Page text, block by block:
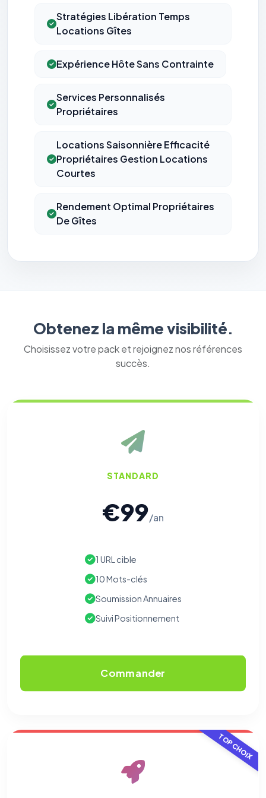
Stratégies Libération Temps
Locations Gîtes
Expérience Hôte Sans Contrainte
Services Personnalisés
Propriétaires
Locations Saisonnière Efficacité
Propriétaires Gestion Locations
Courtes
Rendement Optimal Propriétaires
De Gîtes
Obtenez la même visibilité.
Choisissez votre pack et rejoignez nos références
succès.
STANDARD
€99/an
1 URL cible
10 Mots-clés
Soumission Annuaires
Suivi Positionnement
Commander
TOP CHOIX
Nécessaires au fonctionnement du site : session, sécurité,
peuvent pas être désactivés.